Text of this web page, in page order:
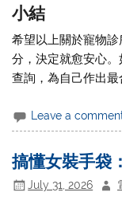
小結
希望以上關於寵物
分，決定就愈安心
查詢，為自己作出最
Leave a
搞懂女裝手袋
July 31, 2026